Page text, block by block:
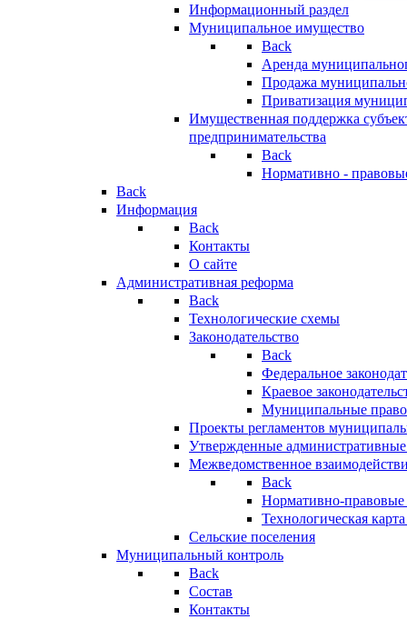
Информационный раздел
Муниципальное имущество
Back
Аренда
Продажа
Приватизация
Имущественная поддержка
предпринимательства
Back
Нормативно -
Back
Информация
Back
Контакты
О сайте
Административная реформа
Back
Технологические схемы
Законодательство
Back
Федеральное
Краевое
Муниципальные
Проекты регламентов
Утвержденные
Межведомственное
Back
Нормативно-правовые
Технологическая
Сельские поселения
Муниципальный контроль
Back
Состав
Контакты